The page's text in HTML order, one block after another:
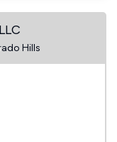
Hills